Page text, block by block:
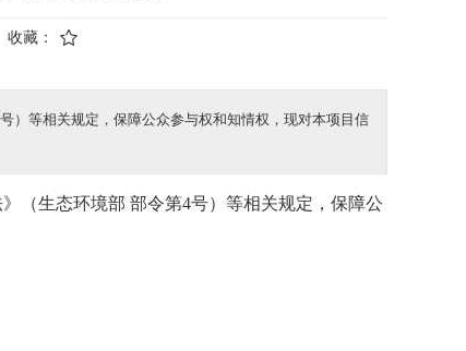
收藏：
）等相关规定，保障公众参与权和知情权，现对本项目信
（生态环境部 部令第4号）等相关规定，保障公